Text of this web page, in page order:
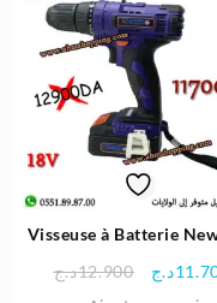
Visseuse à Batterie
12.900د.ج
Le
د.ج